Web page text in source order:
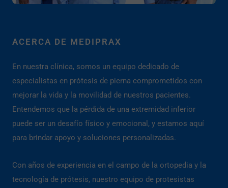
ACERCA DE MEDIPRAX
En nuestra clínica, somos un equipo dedicado de
especialistas en prótesis de pierna comprometidos con
mejorar la vida y la movilidad de nuestros pacientes.
Entendemos que la pérdida de una extremidad inferior
puede ser un desafío físico y emocional, y estamos aquí
para brindar apoyo y soluciones personalizadas.
Con años de experiencia en el campo de la ortopedia y la
tecnología de prótesis, nuestro equipo de protesistas